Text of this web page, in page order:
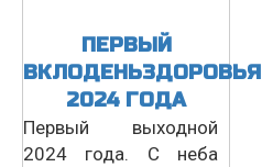
ПЕРВЫЙ
ВКЛОДЕНЬЗДОРОВЬЯ
2024 ГОДА
Первый выходной
2024 года. С неба